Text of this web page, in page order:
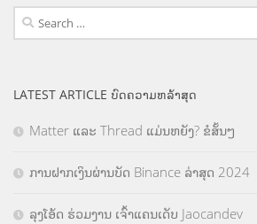
Search
for:
LATEST ARTICLE ບົດຄວາມຫລ້າສຸດ
Matter ແລະ Thread ແມ່ນຫຍັງ? ຂໍສັ້ນໆ
ການຝາກເງິນຜ່ານບັດ Binance ລ່າສຸດ 2024
ລຸງໂອ້ດ ຮ່ວມງານ ເຈົ້າແຄນເດັບ Jaocandev